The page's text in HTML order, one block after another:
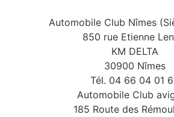
Automobile Club Nîmes
850 rue Etienne
KM DELTA
30900 Nîmes
Tél. 04 66 04 01
Automobile Club
185 Route des